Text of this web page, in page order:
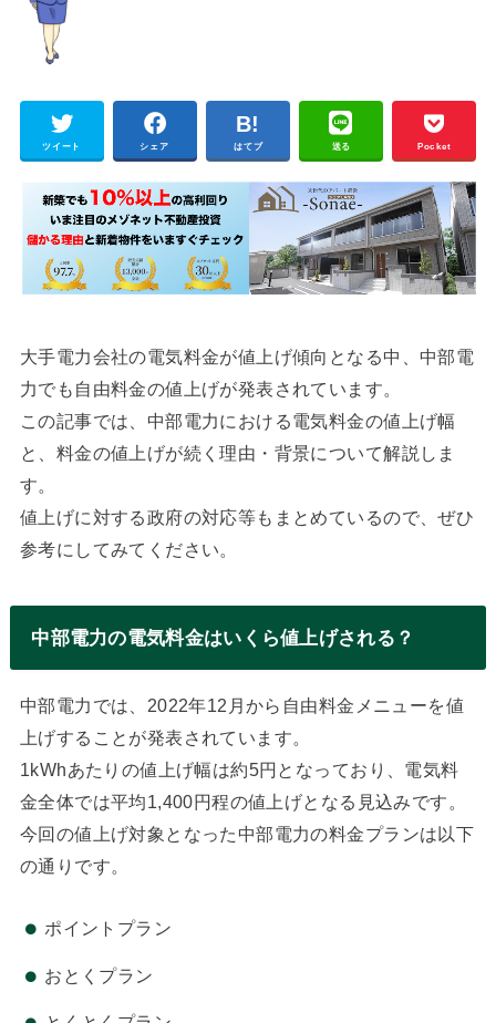
ツイート シェア はてブ 送る Pocket
大手電力会社の電気料金が値上げ傾向となる中、中部電
力でも自由料金の値上げが発表されています。
この記事では、中部電力における電気料金の値上げ幅
と、料金の値上げが続く理由・背景について解説しま
す。
値上げに対する政府の対応等もまとめているので、ぜひ
参考にしてみてください。
中部電力の電気料金はいくら値上げされる？
中部電力では、2022年12月から自由料金メニューを値
上げすることが発表されています。
1kWhあたりの値上げ幅は約5円となっており、電気料
金全体では平均1,400円程の値上げとなる見込みです。
今回の値上げ対象となった中部電力の料金プランは以下
の通りです。
ポイントプラン
おとくプラン